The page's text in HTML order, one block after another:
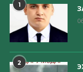
1
2